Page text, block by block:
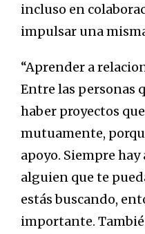
incluso en
impulsar una
“Aprender a
Entre las personas
haber proyectos
mutuamente,
apoyo. Siempre
alguien que te
estás buscando,
importante.